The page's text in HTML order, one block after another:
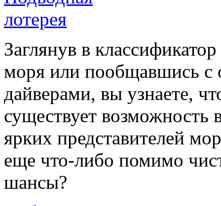
Заглянув в
моря или пообщавшись
дайверами, вы узнаете,
существует возможность
ярких представителей
еще что-либо помимо
шансы?